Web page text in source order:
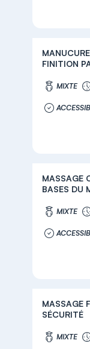
FINITION
MIXTE
MASSAGE
BASES DU
MIXTE
MASSAGE
SÉCURITÉ
MIXTE